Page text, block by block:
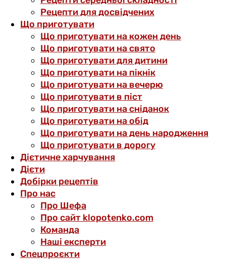
Рецепти для досвідчених
Що приготувати
Що приготувати на кожен день
Що приготувати на свято
Що приготувати для дитини
Що приготувати на пікнік
Що приготувати на вечерю
Що приготувати в піст
Що приготувати на сніданок
Що приготувати на обід
Що приготувати на день народження
Що приготувати в дорогу
Дієтичне харчування
Дієти
Добірки рецептів
Про нас
Про Шефа
Про сайт klopotenko.com
Команда
Наші експерти
Спецпроєкти